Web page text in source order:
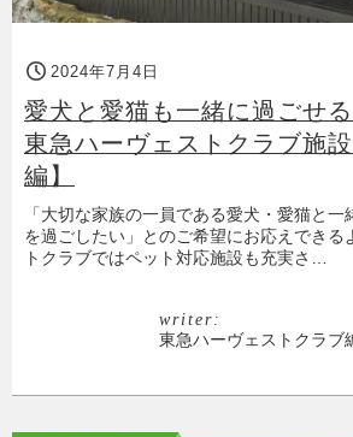
2024年7月4日
愛犬と愛猫も一緒に過ごせ
東急ハーヴェストクラブ施
編】
「大切な家族の一員である愛犬・愛猫と
を過ごしたい」とのご希望にお応えできる
トクラブではペット対応施設も充実さ…
writer:
東急ハーヴェストクラブ